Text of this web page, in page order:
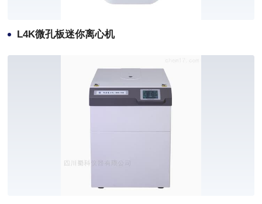
L4K微孔板迷你离心机